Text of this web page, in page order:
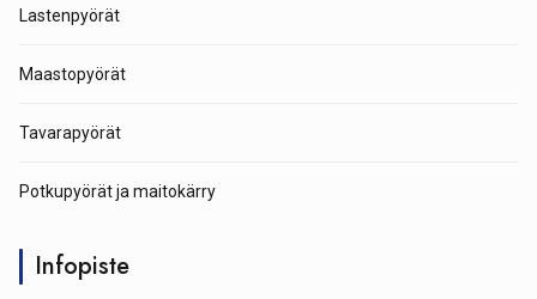
Lastenpyörät
Maastopyörät
Tavarapyörät
Potkupyörät ja maitokärry
Infopiste